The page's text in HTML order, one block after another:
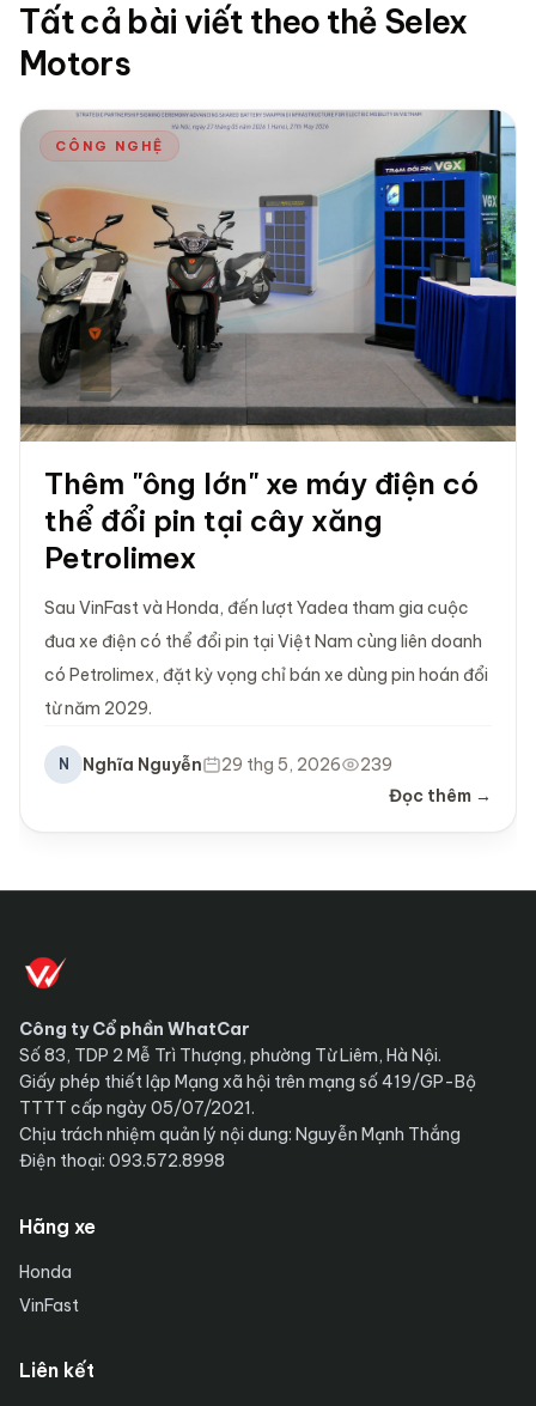
Tất cả bài viết theo thẻ Selex
Motors
CÔNG NGHỆ
Thêm "ông lớn" xe máy điện có
thể đổi pin tại cây xăng
Petrolimex
Sau VinFast và Honda, đến lượt Yadea tham gia cuộc
đua xe điện có thể đổi pin tại Việt Nam cùng liên doanh
có Petrolimex, đặt kỳ vọng chỉ bán xe dùng pin hoán đổi
từ năm 2029.
N Nghĩa Nguyễn 29 thg 5, 2026
239
Đọc thêm →
Công ty Cổ phần WhatCar
Số 83, TDP 2 Mễ Trì Thượng, phường Từ Liêm, Hà Nội.
Giấy phép thiết lập Mạng xã hội trên mạng số 419/GP-Bộ
TTTT cấp ngày 05/07/2021.
Chịu trách nhiệm quản lý nội dung: Nguyễn Mạnh Thắng
Điện thoại: 093.572.8998
Hãng xe
Honda
VinFast
Liên kết